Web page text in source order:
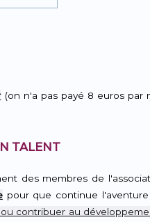
(on n'a pas payé 8 euros par
TALENT
des membres de
pour que continue
contribuer au